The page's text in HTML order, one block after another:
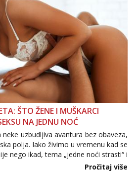
ŠTO ŽENE I MUŠKARCI
NA JEDNU NOĆ
uzbudljiva avantura bez obaveza,
polja. Iako živimo u vremenu kad se
nego ikad, tema „jedne noći strasti“ i
Što zapravo misle žene, a što
Pročitaj više